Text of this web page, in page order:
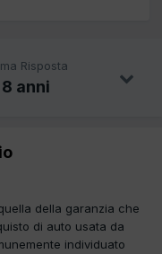
Risposta
8 anni
della garanzia che
di auto usata da
individuato